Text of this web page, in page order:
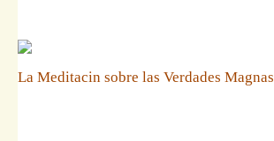
La Meditacin sobre las Verdades Magnas